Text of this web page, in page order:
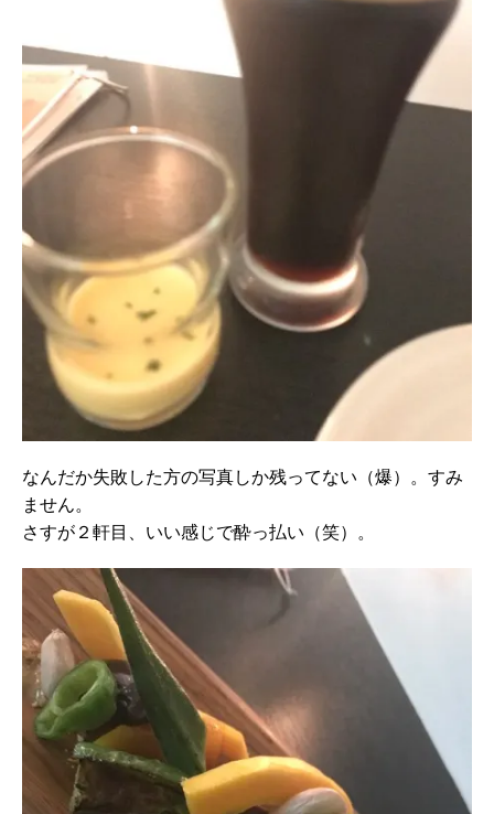
なんだか失敗した方の写真しか残ってない（爆）。すみ
ません。
さすが２軒目、いい感じで酔っ払い（笑）。